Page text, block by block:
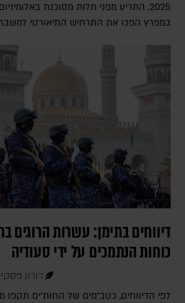
2025, התריע מפני תלות מסוכנת
במפרץ הפכו את התרחיש התיאורטי
דיווחים בתימן: עשרות הרוגים
כוחות הנתמכים על ידי סעודיה
דורון פסקין
לפי הדיווחים, כטב"מים של החות'ים תקפו